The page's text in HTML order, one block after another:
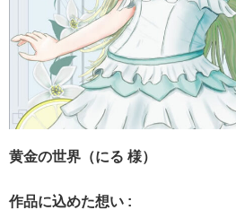
黄金の世界（にる 様）
作品に込めた想い :